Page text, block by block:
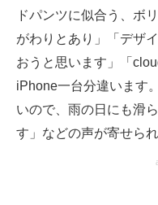
ドパンツに似合う、ボ
がわりとあり」「デザ
おうと思います」「
iPhone一台分違います
いので、雨の日にも滑
す」などの声が寄せられ